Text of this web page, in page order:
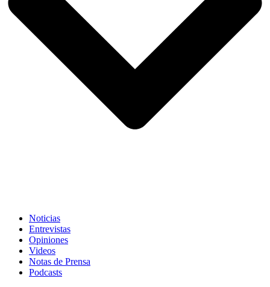
Noticias
Entrevistas
Opiniones
Videos
Notas de Prensa
Podcasts